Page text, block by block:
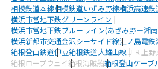
相模鉄道本線相模鉄道いずみ野線横浜高速鉄
横浜市営地下鉄グリーンライン
横浜市営地下鉄ブルーライン(あざみ野－湘
横浜新都市交通金沢シーサイド線江ノ島電鉄
箱根登山鉄道伊豆箱根鉄道大雄山線 ＪＲ上
箱根ロープウェイ箱根海賊船箱根登山ケーブ